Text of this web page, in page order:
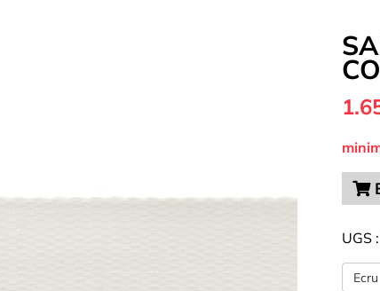
Tous nos Tissus
UGS :
Ecru